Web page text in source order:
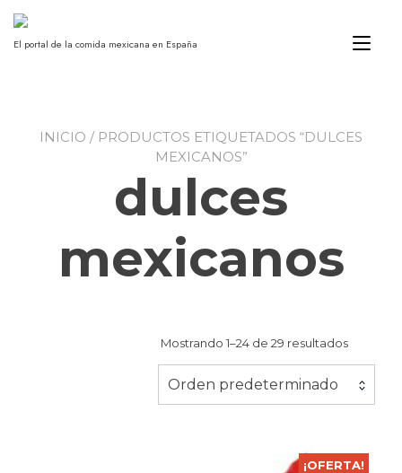
contenido
El portal de la comida mexicana en España
INICIO / PRODUCTOS ETIQUETADOS “DULCES
MEXICANOS”
dulces
mexicanos
Mostrando 1–24 de 29 resultados
Orden predeterminado
¡OFERTA!